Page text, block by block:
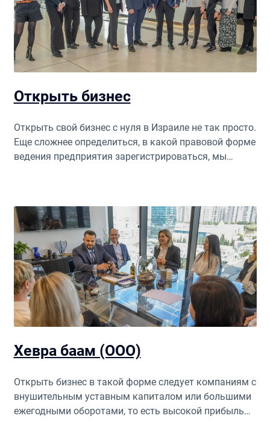
Открыть бизнес
Открыть свой бизнес с нуля в Израиле не так просто.
Еще сложнее определиться, в какой правовой форме
ведения предприятия зарегистрироваться, мы
Хевра баам (ООО)
Открыть бизнес в такой форме следует компаниям с
внушительным уставным капиталом или большими
ежегодными оборотами, то есть высокой прибылью.